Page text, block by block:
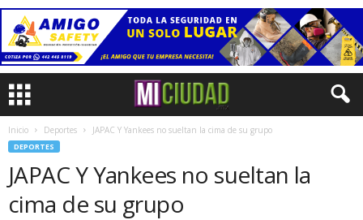
Inicio Deportes JAPAC Y Yankees no sueltan la cima de su grupo
DEPORTES
JAPAC Y Yankees no sueltan la
cima de su grupo